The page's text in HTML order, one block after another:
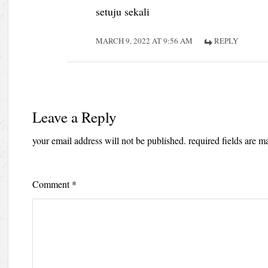
setuju sekali
MARCH 9, 2022 AT 9:56 AM REPLY
Leave a Reply
your email address will not be published. required fields are
Comment*